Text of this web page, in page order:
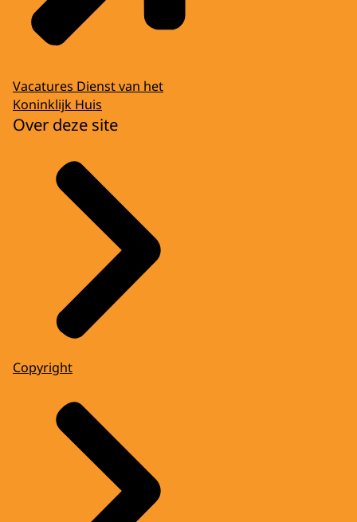
Vacatures Dienst van het
Koninklijk Huis
Over deze site
Copyright